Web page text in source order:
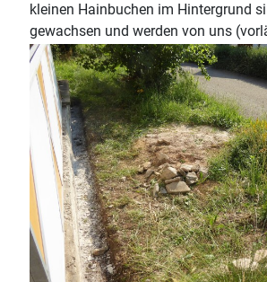
kleinen Hainbuchen im Hintergrund
gewachsen und werden von uns